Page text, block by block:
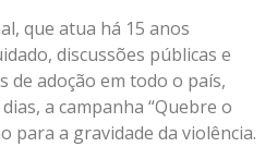
que atua há 15 anos
discussões públicas e
de adoção em todo o país,
a campanha “Quebre o
para a gravidade da violência.